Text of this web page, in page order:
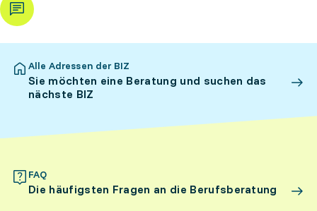
Alle Adressen der BIZ
Sie möchten eine Beratung und suchen das
nächste BIZ
FAQ
Die häufigsten Fragen an die Berufsberatung